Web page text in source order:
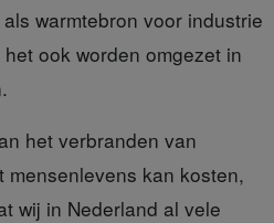
warmtebron voor industrie
ook worden omgezet in
het verbranden van
kan kosten,
wij in Nederland al vele